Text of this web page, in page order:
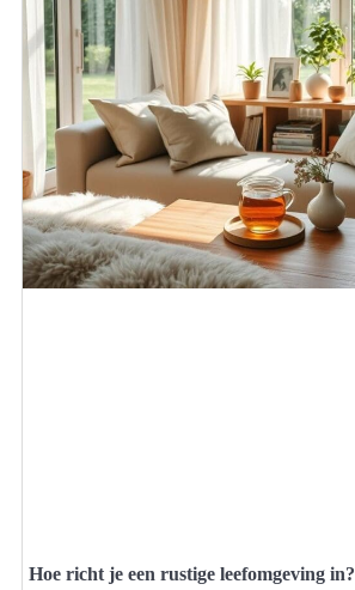
Hoe richt je een rustige leefomgeving in?